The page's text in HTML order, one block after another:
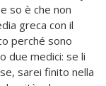
so è che non
greca con il
perché sono
due medici: se li
sarei finito nella